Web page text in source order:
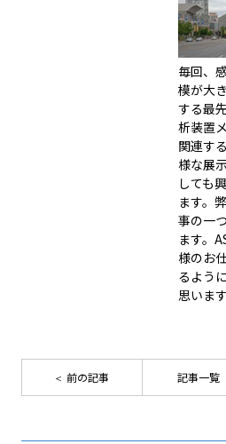
毎回、
模が大
する最
析装置
関連す
様な展
しても
ます。
事の一
ます。
様のお
るよう
思います
前の記事 記事一覧